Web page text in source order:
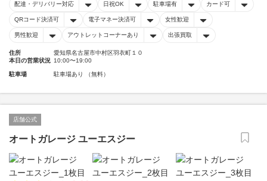
配達・デリバリー対応 日祝OK 駐車場有 カード可
QRコード決済可 電子マネー決済可 女性歓迎
男性歓迎 アウトレットコーナーあり 出張買取
住所
愛知県名古屋市中村区羽衣町１０
本日の営業状況 10:00〜19:00
駐車場 駐車場あり （無料）
店舗公式
オートガレージ ユーエスジー